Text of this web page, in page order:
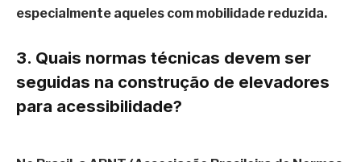
especialmente aqueles com mobilidade reduzida.
3. Quais normas técnicas devem ser
seguidas na construção de elevadores
para acessibilidade?